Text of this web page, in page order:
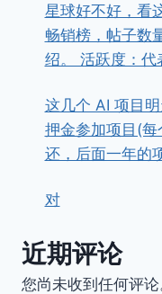
星球好不好，看
畅销榜，帖子数
绍。 活跃度：代
这几个 AI 项目
押金参加项目(
还，后面一年的
对
近期评论
您尚未收到任何评论